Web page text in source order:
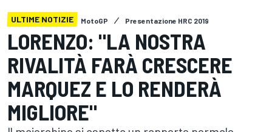
ULTIME NOTIZIE MotoGP Presentazione HRC 2019
LORENZO: "LA NOSTRA
RIVALITÀ FARÀ CRESCERE
MARQUEZ E LO RENDERÀ
MIGLIORE"